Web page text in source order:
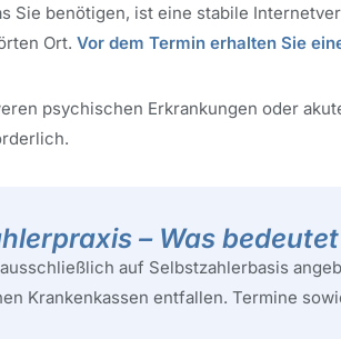
Sie benötigen, ist eine stabile
Ort. Vor dem Termin erhalten Sie
psychischen Erkrankungen oder
– Was
auf Selbstzahlerbasis
Krankenkassen entfallen. Termine